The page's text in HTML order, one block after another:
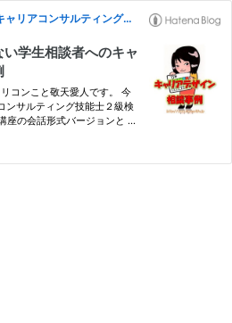
『お陰様で10年目』１級キャリアコンサルティング技能士が運営するキャリコン試験対策講座
学生相談者へのキャ
コンこと敬天愛人です。 今
ンサルティング技能士２級検
の会話形式バージョンと 口
ザインが描けていないケー